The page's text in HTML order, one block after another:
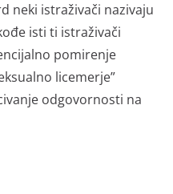
neki istraživači nazivaju
isti ti istraživači
pomirenje
licemerje”
odgovornosti na